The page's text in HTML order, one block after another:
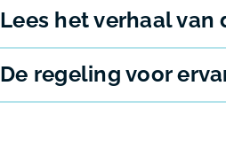
Lees het verhaal
De regeling voor